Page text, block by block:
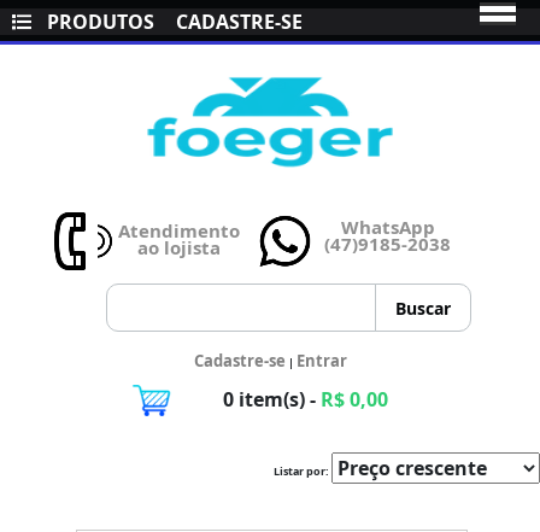
PRODUTOS CADASTRE-SE
Atendimento
ao lojista
WhatsApp
(47)9185-2038
Cadastre-se | Entrar
0 item(s) - R$ 0,00
Listar por: